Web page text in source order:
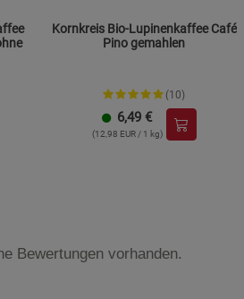
Kornkreis Bio-Lupinenkaffee Café
Pino gemahlen
(10)
6,49 €
(12,98 EUR / 1 kg)
Bewertungen vorhanden.